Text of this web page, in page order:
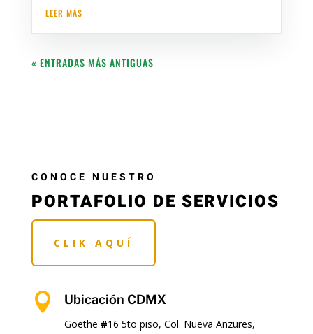
LEER MÁS
« ENTRADAS MÁS ANTIGUAS
CONOCE NUESTRO
PORTAFOLIO DE SERVICIOS
CLIK AQUÍ
 Ubicación CDMX
Goethe #16 5to piso, Col. Nueva Anzures,